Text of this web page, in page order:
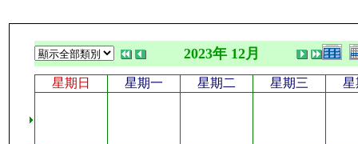
2023年 12月
星期日 星期一 星期二 星期三 星